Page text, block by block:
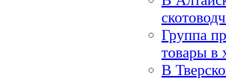
Группа
товары в
В